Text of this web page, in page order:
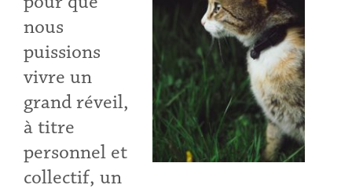
nous
puissions
vivre un
grand réveil,
à titre
personnel et
collectif, un